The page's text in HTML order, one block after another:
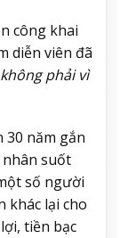
công khai
diễn viên đã
phải vì
30 năm gắn
nhân suốt
số người
khác lại cho
tiền bạc